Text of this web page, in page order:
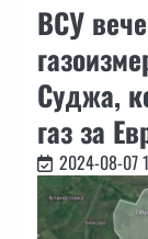
ВСУ
Суджа,
газ за
2024-08-07